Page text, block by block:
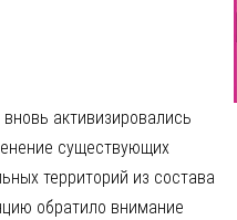
активизировались
существующих
территорий из состава
обратило внимание